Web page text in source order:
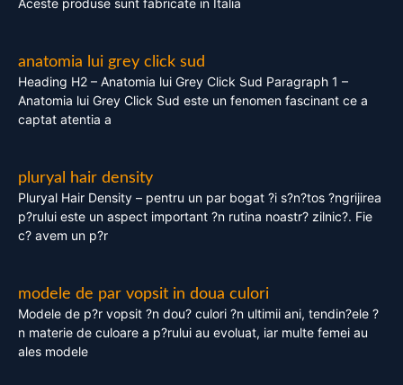
Aceste produse sunt fabricate in Italia
anatomia lui grey click sud
Heading H2 – Anatomia lui Grey Click Sud Paragraph 1 –
Anatomia lui Grey Click Sud este un fenomen fascinant ce a
captat atentia a
pluryal hair density
Pluryal Hair Density – pentru un par bogat ?i s?n?tos ?ngrijirea
p?rului este un aspect important ?n rutina noastr? zilnic?. Fie
c? avem un p?r
modele de par vopsit in doua culori
Modele de p?r vopsit ?n dou? culori ?n ultimii ani, tendin?ele ?
n materie de culoare a p?rului au evoluat, iar multe femei au
ales modele